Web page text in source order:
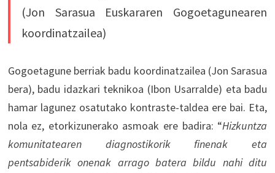
(Jon Sarasua Euskararen Gogoetagunearen
koordinatzailea)
Gogoetagune berriak badu koordinatzailea (Jon Sarasua
bera), badu idazkari teknikoa (Ibon Usarralde) eta badu
hamar lagunez osatutako kontraste-taldea ere bai. Eta,
nola ez, etorkizunerako asmoak ere badira: “Hizkuntza
komunitatearen diagnostikorik finenak eta
pentsabiderik onenak arrago batera bildu nahi ditu